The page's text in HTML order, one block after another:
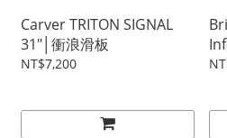
Carver TRITON SIGNAL
31"│衝浪滑板
NT$7,200